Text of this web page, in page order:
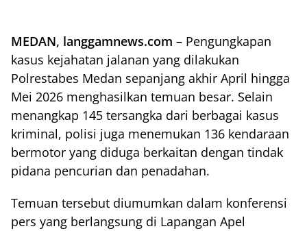
MEDAN, langgamnews.com – Pengungkapan
kasus kejahatan jalanan yang dilakukan
Polrestabes Medan sepanjang akhir April hingga
Mei 2026 menghasilkan temuan besar. Selain
menangkap 145 tersangka dari berbagai kasus
kriminal, polisi juga menemukan 136 kendaraan
bermotor yang diduga berkaitan dengan tindak
pidana pencurian dan penadahan.
Temuan tersebut diumumkan dalam konferensi
pers yang berlangsung di Lapangan Apel